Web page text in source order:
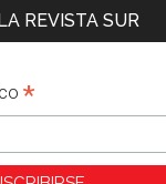
REVISTA SUR
*